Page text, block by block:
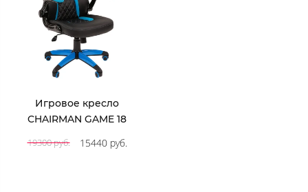
Игровое кресло
CHAIRMAN GAME 18
19300 руб.
15440 руб.